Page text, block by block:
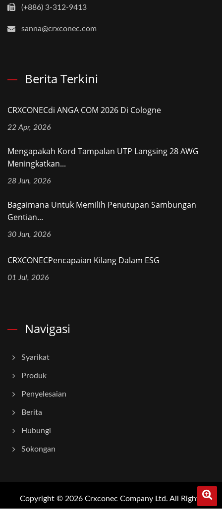
(+886) 3-312-9413
sanna@crxconec.com
Berita Terkini
CRXCONECdi ANGA COM 2026 Di Cologne
22 Apr, 2026
Mengapakah Kord Tampalan UTP Langsing 28 AWG
Meningkatkan...
28 Jun, 2026
Bagaimana Untuk Memilih Penutupan Sambungan
Gentian...
30 Jun, 2026
CRXCONECPencapaian Kilang Dalam ESG
01 Jul, 2026
Navigasi
Syarikat
Produk
Penyelesaian
Berita
Hubungi
Sokongan
Copyright © 2026 Crxconec Company Ltd. All Rights